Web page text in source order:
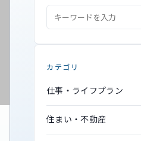
カテゴリ
仕事・ライフプラン
住まい・不動産